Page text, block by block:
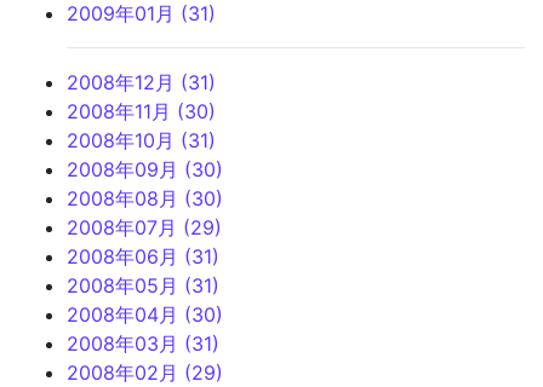
2009年01月 (31)
2008年12月 (31)
2008年11月 (30)
2008年10月 (31)
2008年09月 (30)
2008年08月 (30)
2008年07月 (29)
2008年06月 (31)
2008年05月 (31)
2008年04月 (30)
2008年03月 (31)
2008年02月 (29)